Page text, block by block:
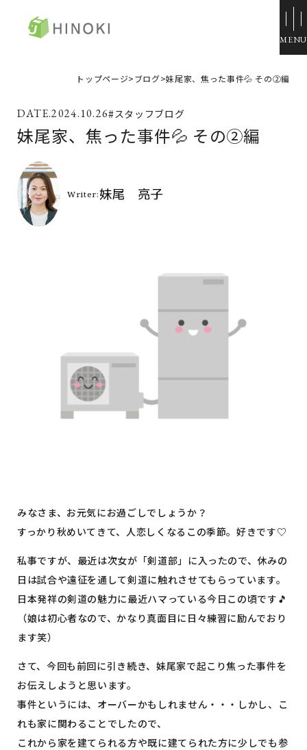
資料請求
施工例
トップページ
コンセプト
リフォーム・
リノベーション
HINOラボ
イベント情報
建売・中古 物件情報
土地情報
スタッフブログ
トップページ>ブログ>妹尾家、焦った事件💦 その②編
2024.10.26#スタッフブログ
妹尾家、焦った事件💦 その②編
みなさま、お元気にお過ごしでしょうか？
すっかり秋めいてきて、人恋しくなるこの季節。好きです♡
私事ですが、最近は次女が「剣道部」に入ったので、休みの
日は試合や遠征を通して剣道に触れさせてもらっています。
日本発祥の剣道の魅力に最近ハマっている今日この頃です🎵
（娘は初心者なので、かなり真面目に日々練習に励んでおり
ます笑）
さて、今回も前回に引き続き、妹尾家で起こり焦った事件を
お伝えしようと思います。
事件というには、オーバーかもしれません・・・しかし、こ
れも家に関わることでしたので、
これから家を建てられる方や既に建てられた方に少しでも参